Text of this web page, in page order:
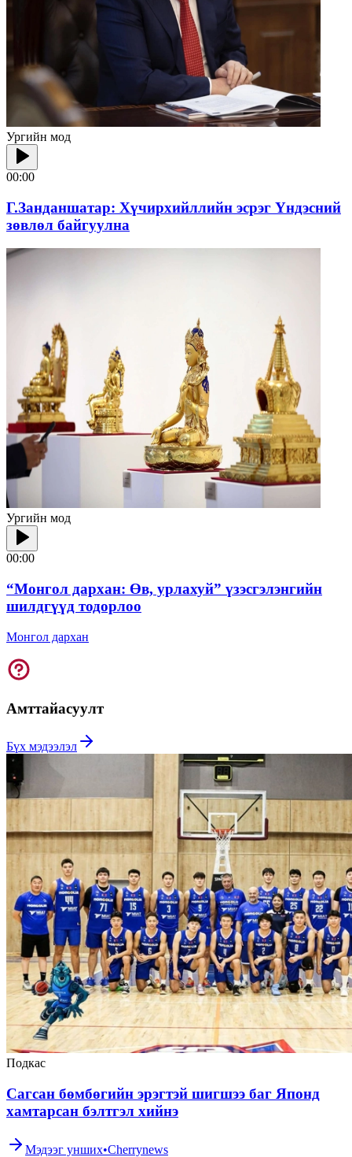
Ургийн мод
00:00
Г.Занданшатар: Хүчирхийллийн эсрэг Үндэсний
зөвлөл байгуулна
Ургийн мод
00:00
“Монгол дархан: Өв, урлахуй” үзэсгэлэнгийн
шилдгүүд тодорлоо
Монгол дархан
Амттайасуулт
Бүх мэдээлэл
Подкас
Сагсан бөмбөгийн эрэгтэй шигшээ баг Японд
хамтарсан бэлтгэл хийнэ
Мэдээг унших•Cherrynews